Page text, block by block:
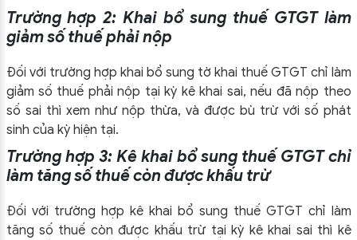
Trường hợp 2: Khai bổ sung thuế GTGT làm
giảm số thuế phải nộp
Đối với trường hợp khai bổ sung tờ khai thuế GTGT chỉ làm
giảm số thuế phải nộp tại kỳ kê khai sai, nếu đã nộp theo
số sai thì xem như nộp thừa, và được bù trừ với số phát
sinh của kỳ hiện tại.
Trường hợp 3: Kê khai bổ sung thuế GTGT chỉ
làm tăng số thuế còn được khấu trừ
Đối với trường hợp kê khai bổ sung thuế GTGT chỉ làm
tăng số thuế còn được khấu trừ tại kỳ kê khai sai thì kê